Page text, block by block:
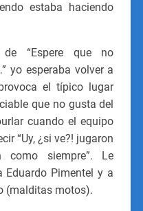
estaba haciendo
“Espere que no
yo esperaba volver a
el típico lugar
que no gusta del
cuando el equipo
“Uy, ¿si ve?! jugaron
como siempre”. Le
Eduardo Pimentel y a
(malditas motos).